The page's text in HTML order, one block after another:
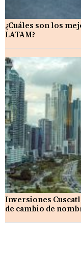
¿Cuáles son los
LATAM?
Inversiones
de cambio de